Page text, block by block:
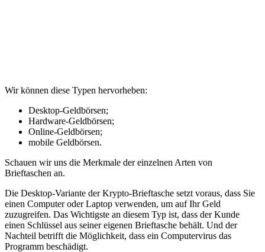
Wir können diese Typen hervorheben:
Desktop-Geldbörsen;
Hardware-Geldbörsen;
Online-Geldbörsen;
mobile Geldbörsen.
Schauen wir uns die Merkmale der einzelnen Arten von
Brieftaschen an.
Die Desktop-Variante der Krypto-Brieftasche setzt voraus, dass Sie
einen Computer oder Laptop verwenden, um auf Ihr Geld
zuzugreifen. Das Wichtigste an diesem Typ ist, dass der Kunde
einen Schlüssel aus seiner eigenen Brieftasche behält. Und der
Nachteil betrifft die Möglichkeit, dass ein Computervirus das
Programm beschädigt.